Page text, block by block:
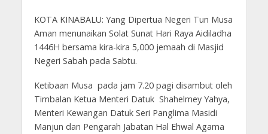
KOTA KINABALU: Yang Dipertua Negeri Tun Musa
Aman menunaikan Solat Sunat Hari Raya Aidiladha
1446H bersama kira-kira 5,000 jemaah di Masjid
Negeri Sabah pada Sabtu.
Ketibaan Musa pada jam 7.20 pagi disambut oleh
Timbalan Ketua Menteri Datuk Shahelmey Yahya,
Menteri Kewangan Datuk Seri Panglima Masidi
Manjun dan Pengarah Jabatan Hal Ehwal Agama